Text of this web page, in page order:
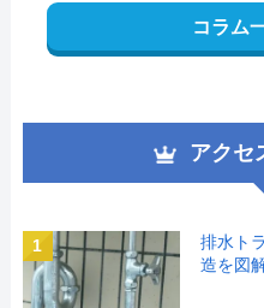
コラム
アクセ
1
排水ト
造を図